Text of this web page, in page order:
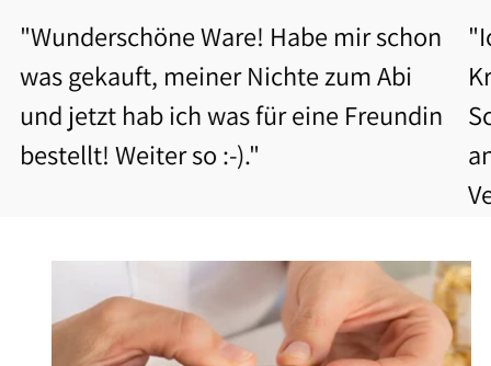
"Wunderschöne Ware! Habe mir schon
was gekauft, meiner Nichte zum Abi
und jetzt hab ich was für eine Freundin
bestellt! Weiter so :-)."